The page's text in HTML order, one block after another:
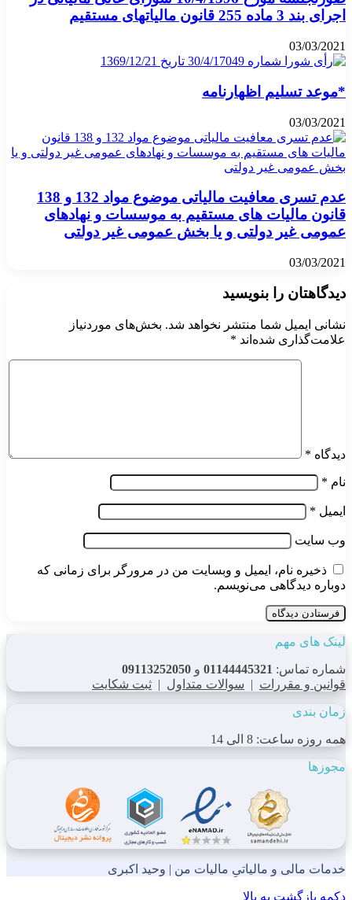
اجرای بند 3 ماده 255 قانون مالیاتهای مستقیم
03/03/2021
*موعد تسلیم اظهارنامه
03/03/2021
عدم تسری معافیت مالیاتی موضوع مواد 132 و 138
قانون مالیات های مستقیم به موسسات و نهادهای
عمومی غیر دولتی و یا بخش عمومی غیر دولتی
03/03/2021
دیدگاهتان را بنویسید
نشانی ایمیل شما منتشر نخواهد شد. بخش‌های موردنیاز
علامت‌گذاری شده‌اند *
دیدگاه *
نام *
ایمیل *
وب‌ سایت
ذخیره نام، ایمیل و وبسایت من در مرورگر برای زمانی که
دوباره دیدگاهی می‌نویسم.
لینک های مهم
شماره تماس: 01144445321 و 09113252050
قوانین و مقررات | سوالات متداول | ثبت شکایت
زمان بندی
همه روزه ساعت: 8 الی 14
مجوزها
خدمات مالی و مالیاتیِ مالیات من | وحید اکبری
دکمه بازگشت به بالا